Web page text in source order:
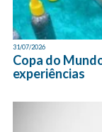
31/07/2026
Copa do
experiências